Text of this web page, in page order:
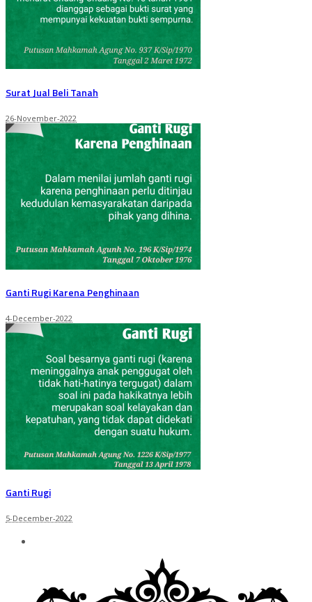
Surat Jual Beli Tanah
26-November-2022
Ganti Rugi Karena Penghinaan
4-December-2022
Ganti Rugi
5-December-2022